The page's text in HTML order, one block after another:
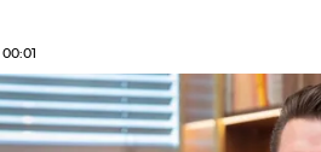
00:01